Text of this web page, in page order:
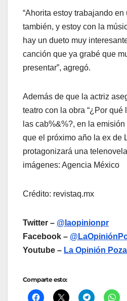
“Ahorita estoy trabajando
también, y estoy con la
hay un dueto muy
canción que ya grabé que
presentar”, agregó.
Además de que la actriz
teatro con la obra “¿Por qué
las cab%&%?, en la
que el próximo año la ex de
protagonizará una
imágenes: Agencia México
Crédito: revistaq.mx
Twitter – @laopinionpr
Facebook –
Youtube – La Opinión
Comparte esto: